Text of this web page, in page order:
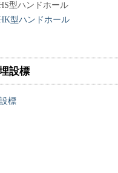
型ハンドホール
型ハンドホール
設標
標